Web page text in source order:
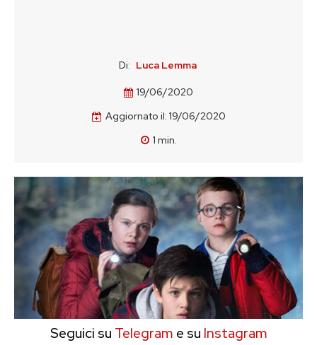
Di: Luca Lemma
19/06/2020
Aggiornato il: 19/06/2020
1 min.
Seguici su Telegram e su Instagram